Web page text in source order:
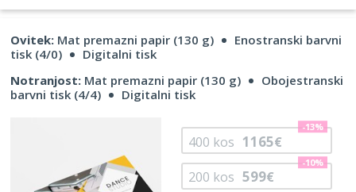
Ovitek: Mat premazni papir (130 g)
Enostranski barvni
tisk (4/0)
Digitalni tisk
Notranjost: Mat premazni papir (130 g)
Obojestranski
barvni tisk (4/4)
Digitalni tisk
200 kos 599€
-10%
400 kos 1165€
-13%